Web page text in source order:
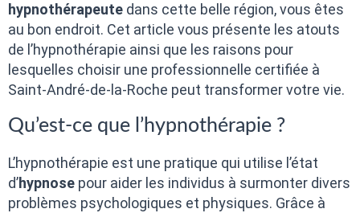
hypnothérapeute dans cette belle région, vous êtes
au bon endroit. Cet article vous présente les atouts
de l’hypnothérapie ainsi que les raisons pour
lesquelles choisir une professionnelle certifiée à
Saint-André-de-la-Roche peut transformer votre vie.
Qu’est-ce que l’hypnothérapie ?
L’hypnothérapie est une pratique qui utilise l’état
d’hypnose pour aider les individus à surmonter divers
problèmes psychologiques et physiques. Grâce à